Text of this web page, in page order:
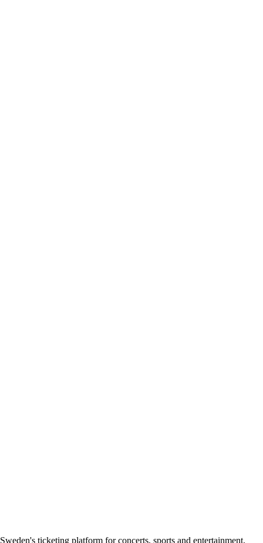
Sweden's ticketing platform for concerts, sports and entertainment.